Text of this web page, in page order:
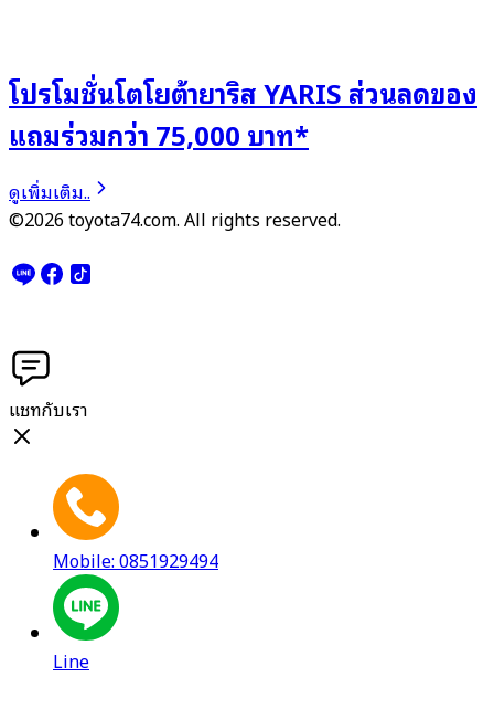
โปรโมชั่นโตโยต้ายาริส YARIS ส่วนลดของ
แถมร่วมกว่า 75,000 บาท*
ดูเพิ่มเติม..
©2026 toyota74.com. All rights reserved.
แชทกับเรา
Mobile: 0851929494
Line